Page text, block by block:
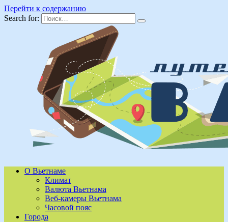
Перейти к содержанию
Search for:
О Вьетнаме
Климат
Валюта Вьетнама
Веб-камеры Вьетнама
Часовой пояс
Города